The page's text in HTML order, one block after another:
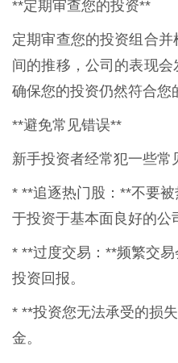
**定期审查您的投资**
定期审查您的投资组合
间的推移，公司的表现
确保您的投资仍然符合您
**避免常见错误**
新手投资者经常犯一些常
* **追逐热门股：**不要
于投资于基本面良好的公
* **过度交易：**频繁交
投资回报。
* **投资您无法承受的损
金。